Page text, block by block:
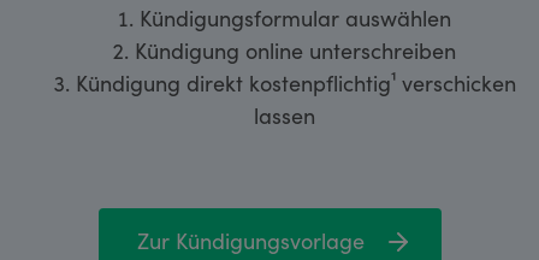
Kündigungsformular auswählen
Kündigung online unterschreiben
Kündigung direkt kostenpflichtig¹ verschicken
lassen
Zur Kündigungsvorlage